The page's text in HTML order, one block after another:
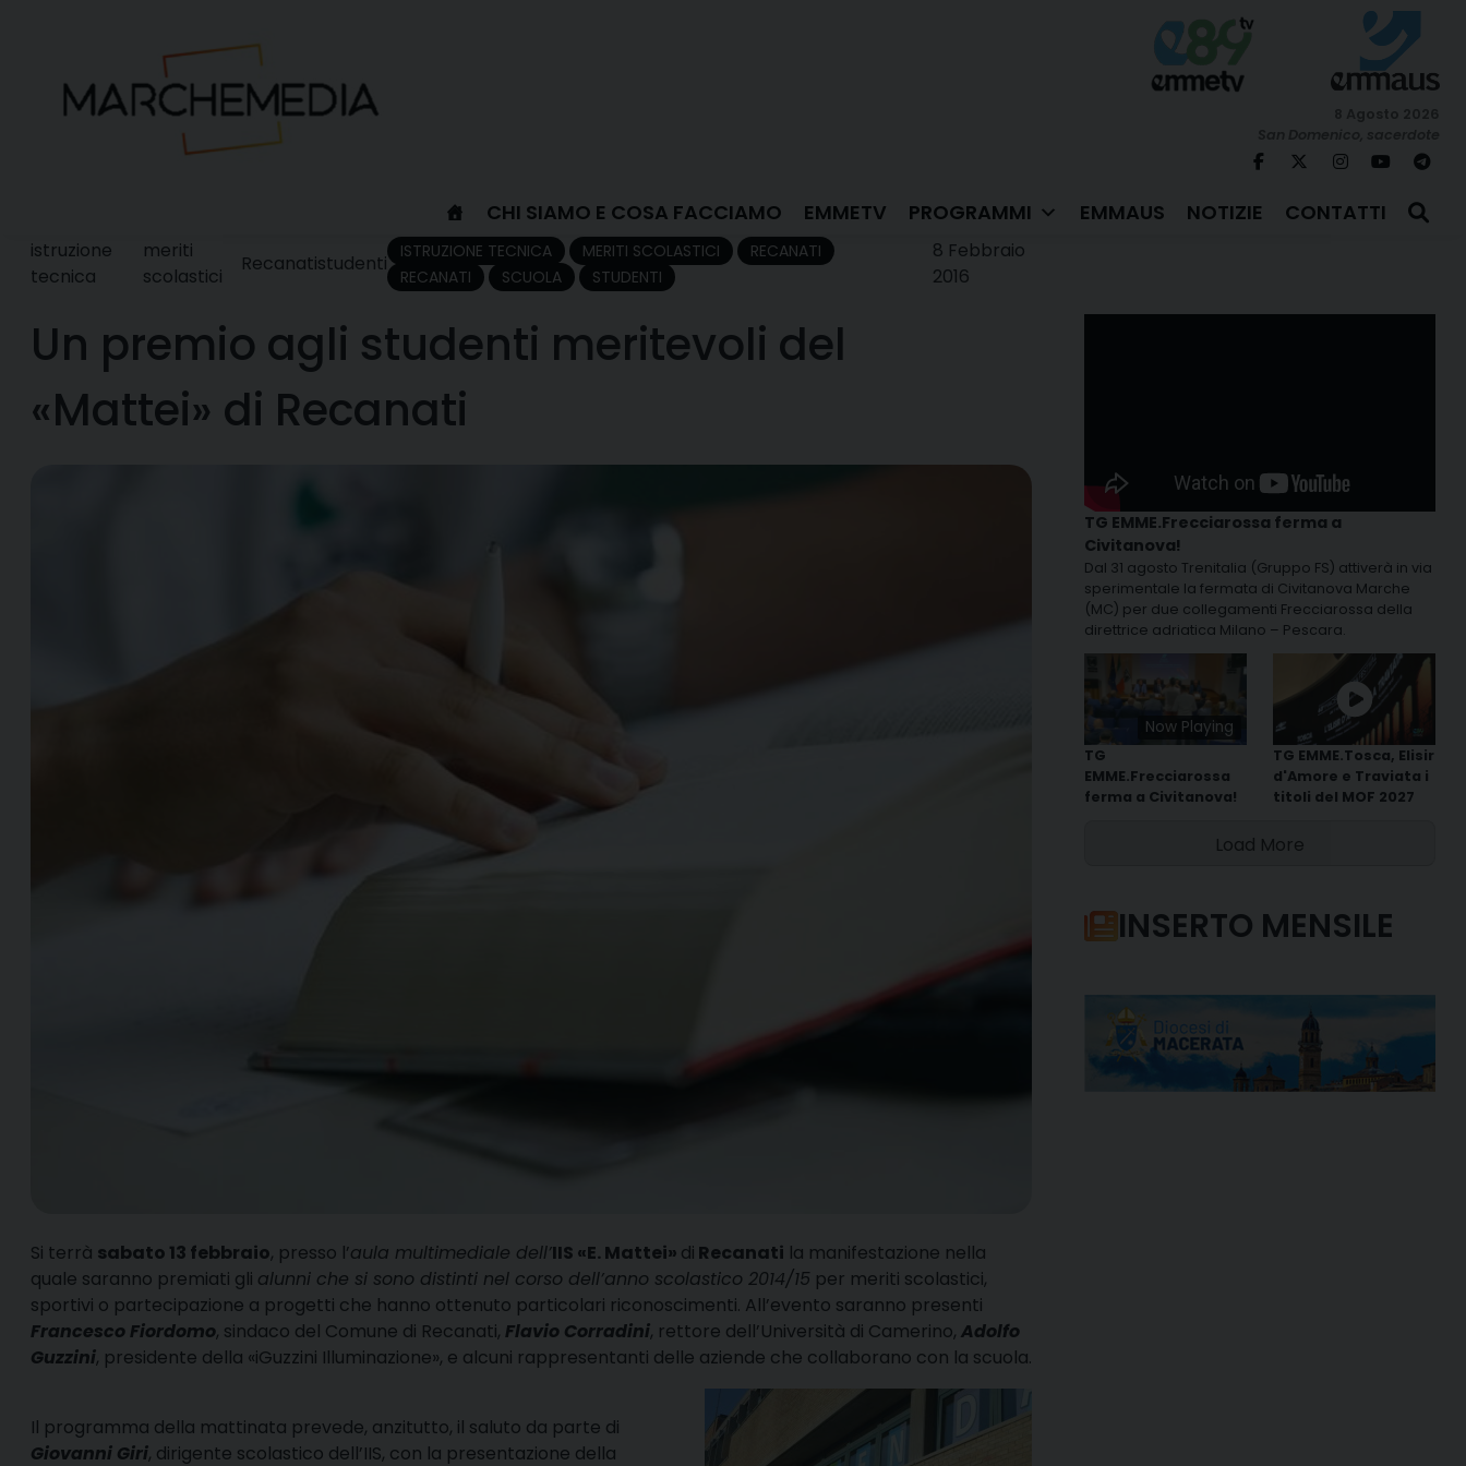
CHI SIAMO E COSA FACCIAMO EMMETV PROGRAMMI EMMAUS NOTIZIE CONTATTI
istruzione
tecnica
meriti
scolastici
Recanatistudenti ISTRUZIONE TECNICA MERITI SCOLASTICI
RECANATI
RECANATI
SCUOLA STUDENTI
8 Febbraio
2016
Un premio agli studenti meritevoli del
«Mattei» di Recanati
Si terrà sabato 13 febbraio, presso l’aula multimediale dell’IIS «E. Mattei» di Recanati la manifestazione nella
quale saranno premiati gli alunni che si sono distinti nel corso dell’anno scolastico 2014/15 per meriti scolastici,
sportivi o partecipazione a progetti che hanno ottenuto particolari riconoscimenti. All’evento saranno presenti
Francesco Fiordomo, sindaco del Comune di Recanati, Flavio Corradini, rettore dell’Università di Camerino, Adolfo
Guzzini, presidente della «iGuzzini Illuminazione», e alcuni rappresentanti delle aziende che collaborano con la scuola.
Il programma della mattinata prevede, anzitutto, il saluto da parte di
Giovanni Giri, dirigente scolastico dell’IIS, con la presentazione della
TG EMME.Frecciarossa ferma a
Civitanova!
Dal 31 agosto Trenitalia (Gruppo FS) attiverà in via
sperimentale la fermata di Civitanova Marche
(MC) per due collegamenti Frecciarossa della
direttrice adriatica Milano – Pescara.
Now Playing
TG
EMME.Frecciarossa
ferma a Civitanova!
TG EMME.Tosca, Elisir
d'Amore e Traviata i
titoli del MOF 2027
Load More
INSERTO MENSILE